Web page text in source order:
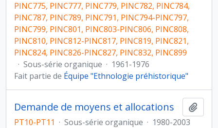
PINC775, PINC777, PINC779, PINC782, PINC784,
PINC787, PINC789, PINC791, PINC794-PINC797,
PINC799, PINC801, PINC803-PINC806, PINC808,
PINC810, PINC812-PINC817, PINC819, PINC821,
PINC824, PINC826-PINC827, PINC832, PINC899
· Sous-série organique · 1961-1976
Fait partie de Équipe "Ethnologie préhistorique"
Demande de moyens et allocations
PT10-PT11 · Sous-série organique · 1980-2003